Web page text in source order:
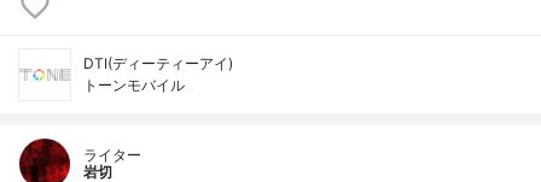
DTI(ディーティーアイ)
トーンモバイル
ライター
岩切